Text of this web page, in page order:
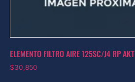
ELEMENTO FILTRO AIRE 125SC/J4 RP AKT
$30,850